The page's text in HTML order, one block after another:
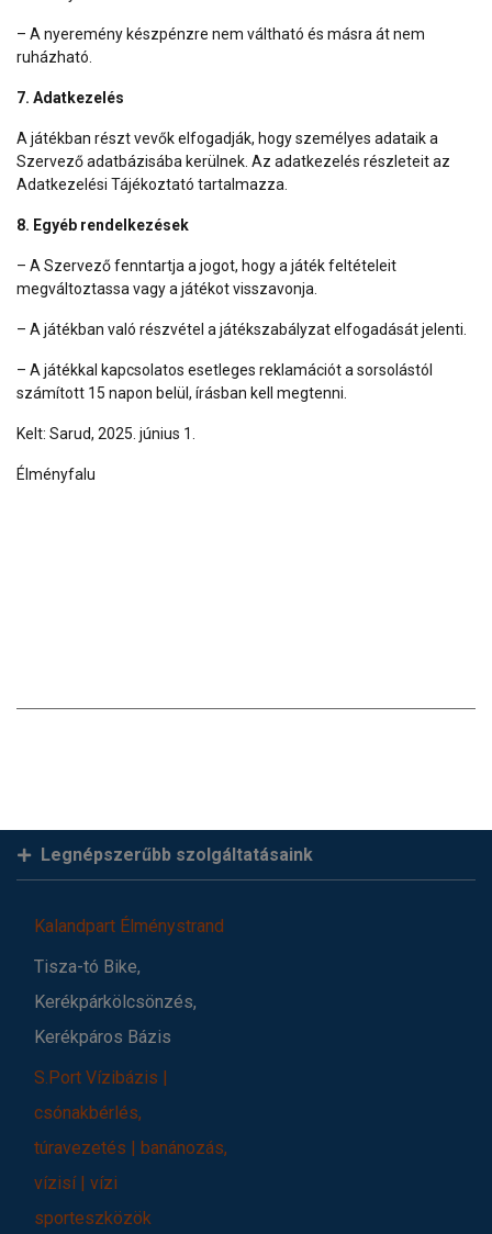
– A nyeremény készpénzre nem váltható és másra át nem
ruházható.
7. Adatkezelés
A játékban részt vevők elfogadják, hogy személyes adataik a
Szervező adatbázisába kerülnek. Az adatkezelés részleteit az
Adatkezelési Tájékoztató tartalmazza.
8. Egyéb rendelkezések
– A Szervező fenntartja a jogot, hogy a játék feltételeit
megváltoztassa vagy a játékot visszavonja.
– A játékban való részvétel a játékszabályzat elfogadását jelenti.
– A játékkal kapcsolatos esetleges reklamációt a sorsolástól
számított 15 napon belül, írásban kell megtenni.
Kelt: Sarud, 2025. június 1.
Élményfalu
Legnépszerűbb szolgáltatásaink
Kalandpart Élménystrand
Tisza-tó Bike,
Kerékpárkölcsönzés,
Kerékpáros Bázis
S.Port Vízibázis |
csónakbérlés,
túravezetés | banánozás,
vízisí | vízi
sporteszközök